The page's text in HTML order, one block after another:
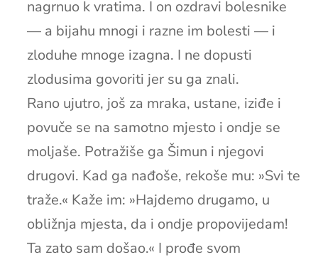
nagrnuo k vratima. I on ozdravi bolesnike
— a bijahu mnogi i razne im bolesti — i
zloduhe mnoge izagna. I ne dopusti
zlodusima govoriti jer su ga znali.
Rano ujutro, još za mraka, ustane, iziđe i
povuče se na samotno mjesto i ondje se
moljaše. Potražiše ga Šimun i njegovi
drugovi. Kad ga nađoše, rekoše mu: »Svi te
traže.« Kaže im: »Hajdemo drugamo, u
obližnja mjesta, da i ondje propovijedam!
Ta zato sam došao.« I prođe svom